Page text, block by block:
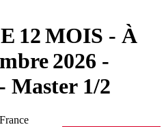
12 MOIS - À
2026 -
Master 1/2